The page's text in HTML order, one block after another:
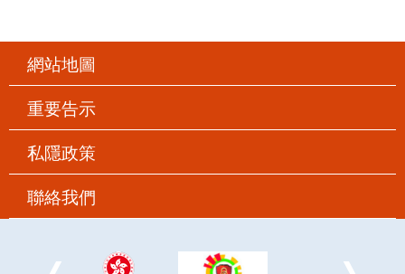
網站地圖
重要告示
私隱政策
聯絡我們